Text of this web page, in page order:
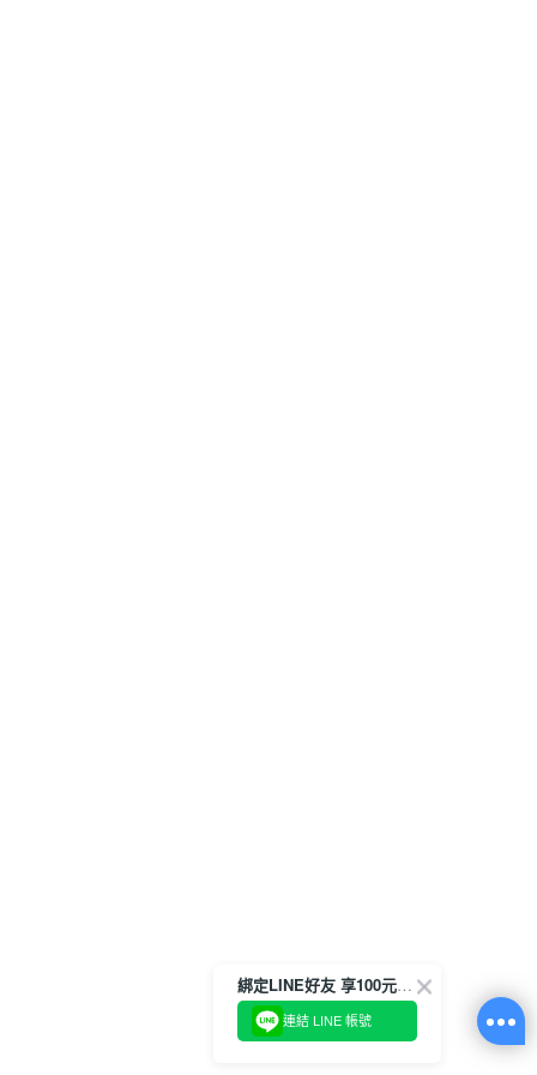
綁定LINE好友 享100元折價券
連結 LINE 帳號